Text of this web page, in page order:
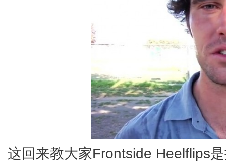
这回来教大家Frontside Heelflips